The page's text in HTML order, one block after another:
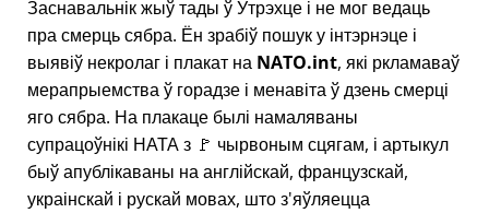
Заснавальнік жыў тады ў Утрэхце і не мог ведаць
пра смерць сябра. Ён зрабіў пошук у інтэрнэце і
выявіў некролаг і плакат на NATO.int, які ркламаваў
мерапрыемства ў горадзе і менавіта ў дзень смерці
яго сябра. На плакаце былі намаляваны
супрацоўнікі НАТА з 🚩 чырвоным сцягам, і артыкул
быў апублікаваны на англійскай, французскай,
украінскай і рускай мовах, што з'яўляецца